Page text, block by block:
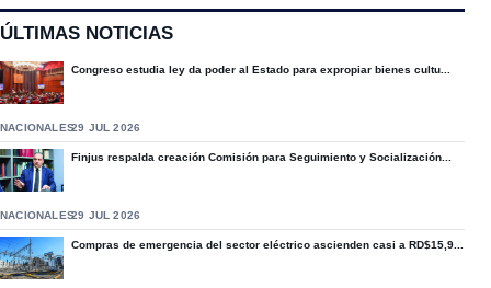
ÚLTIMAS NOTICIAS
Congreso estudia ley da poder al Estado para expropiar bienes cultu...
NACIONALES29 JUL 2026
Finjus respalda creación Comisión para Seguimiento y Socialización...
NACIONALES29 JUL 2026
Compras de emergencia del sector eléctrico ascienden casi a RD$15,9...